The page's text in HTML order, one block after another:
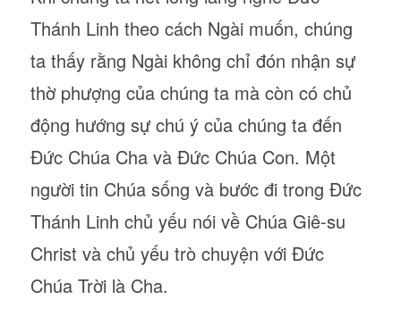
Thánh Linh theo cách Ngài muốn, chúng
ta thấy rằng Ngài không chỉ đón nhận sự
thờ phượng của chúng ta mà còn có chủ
động hướng sự chú ý của chúng ta đến
Đức Chúa Cha và Đức Chúa Con. Một
người tin Chúa sống và bước đi trong Đức
Thánh Linh chủ yếu nói về Chúa Giê-su
Christ và chủ yếu trò chuyện với Đức
Chúa Trời là Cha.